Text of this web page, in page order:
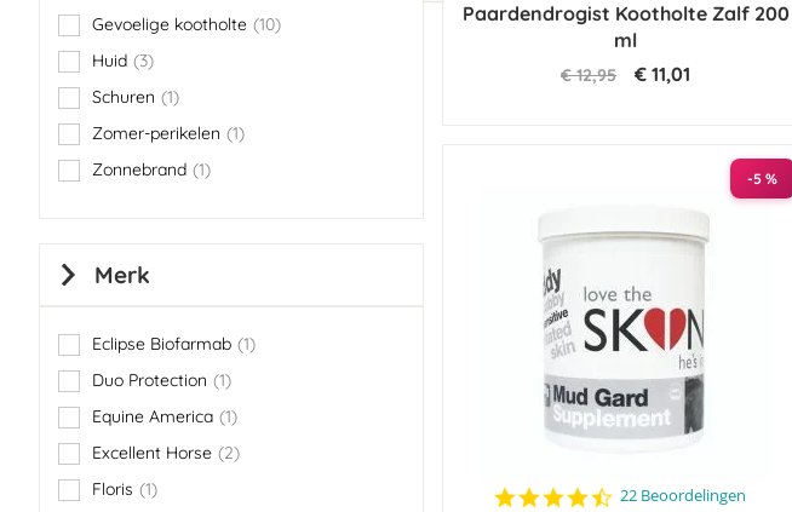
rating
Paardendrogist Kootholte Zalf 200
ml
€ 12,95 € 11,01
-5 %
4.5
22 Beoordelingen
Gevoelige kootholte 10
items
Huid
3
items
Schuren
1
item
Zomer-perikelen
1
item
Zonnebrand 1
item
Merk
Eclipse Biofarmab 1
item
Duo Protection
1
item
Equine America 1
item
Excellent Horse
2
items
Floris
1
item